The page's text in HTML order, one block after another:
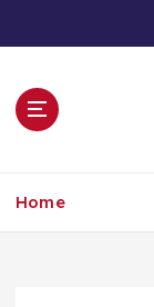
Home